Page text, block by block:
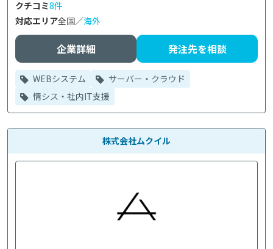
クチコミ8件
対応エリア全国／海外
企業詳細 発注先を相談
WEBシステム
サーバー・クラウド
情シス・社内IT支援
株式会社ムクイル